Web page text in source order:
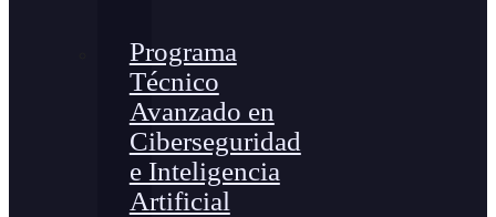
Programa
Técnico
Avanzado en
Ciberseguridad
e Inteligencia
Artificial